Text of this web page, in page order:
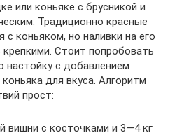
или коньяке с брусникой и
Традиционно красные
коньяком, но наливки на его
Стоит попробовать
настойку с добавлением
для вкуса. Алгоритм
прост:
вишни с косточками и 3—4 кг